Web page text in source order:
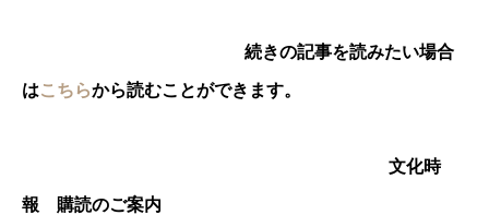
続きの記事を読みたい場合
はこちらから読むことができます。
文化時
報 購読のご案内